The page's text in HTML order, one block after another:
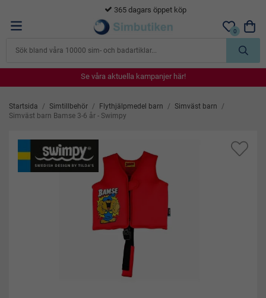
365 dagars öppet köp
0
Se våra aktuella kampanjer här!
Se våra aktuella kampanjer här!
Se våra aktuella kampanjer här!
Se våra aktuella kampanjer här!
Startsida / Simtillbehör / Flythjälpmedel barn / Simväst barn
/
Simväst barn Bamse 3-6 år - Swimpy